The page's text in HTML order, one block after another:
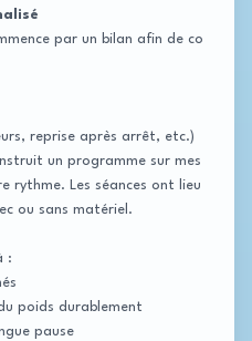
par un bilan afin de co
reprise après arrêt, etc.)
un programme sur mes
Les séances ont lieu
ou sans matériel.
:
poids durablement
pause